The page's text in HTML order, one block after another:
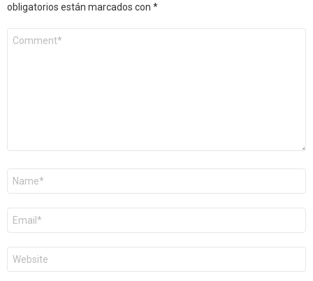
obligatorios están marcados con *
electrónico
*